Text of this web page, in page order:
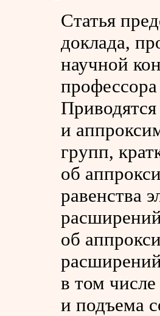
Статья
доклада,
научной
и
групп,
об
равенства
об
в том
и подъема